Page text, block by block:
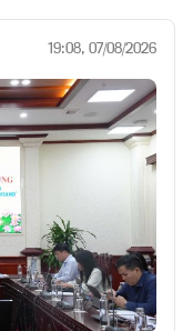
19:08, 07/08/2026